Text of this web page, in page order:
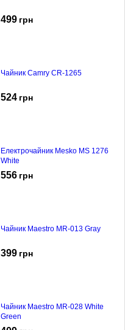
499 грн
Чайник Camry CR-1265
524 грн
Електрочайник Mesko MS 1276
White
556 грн
Чайник Maestro MR-013 Gray
399 грн
Чайник Maestro MR-028 White
Green